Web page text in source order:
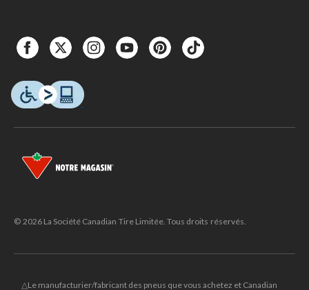
© 2026 La Société Canadian Tire Limitée. Tous droits réservés.
△Le manufacturier/fabricant des pneus que vous achetez et Canadian